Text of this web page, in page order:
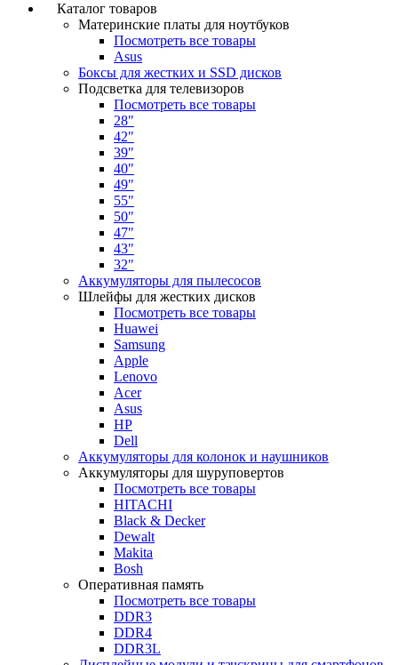
Каталог товаров
Материнские платы для ноутбуков
Посмотреть все товары
Asus
Боксы для жестких и SSD дисков
Подсветка для телевизоров
Посмотреть все товары
28"
42"
39"
40"
49"
55"
50"
47"
43"
32"
Аккумуляторы для пылесосов
Шлейфы для жестких дисков
Посмотреть все товары
Huawei
Samsung
Apple
Lenovo
Acer
Asus
HP
Dell
Аккумуляторы для колонок и наушников
Аккумуляторы для шуруповертов
Посмотреть все товары
HITACHI
Black & Decker
Dewalt
Makita
Bosh
Оперативная память
Посмотреть все товары
DDR3
DDR4
DDR3L